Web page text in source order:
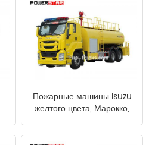
Пожарные машины Isuzu
желтого цвета, Марокко,